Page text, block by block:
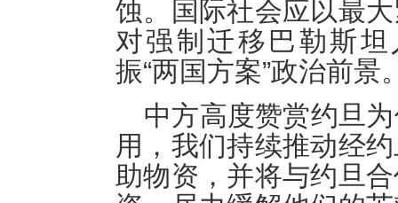
蚀。国际社会应以最
对强制迁移巴勒斯
振“两国方案”政治前景
中方高度赞赏约旦
用，我们持续推动经
助物资，并将与约旦